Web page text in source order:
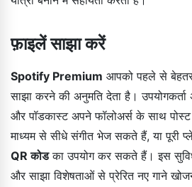
फ़ाइलें साझा करें
Spotify Premium आपको पहले से
साझा करने की अनुमति देता है।
और पॉडकास्ट अपने फॉलोअर्स के साथ
माध्यम से सीधे संगीत भेज सकते हैं, या पूरी
QR कोडका उपयोग कर सकते हैं। इस
और साझा विशेषताओं से प्रेरित नए गाने